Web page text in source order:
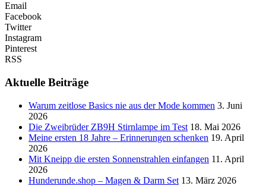
Email
Facebook
Twitter
Instagram
Pinterest
RSS
Aktuelle Beiträge
Warum zeitlose Basics nie aus der Mode kommen 3. Juni
2026
Die Zweibrüder ZB9H Stirnlampe im Test 18. Mai 2026
Meine ersten 18 Jahre – Erinnerungen schenken 19. April
2026
Mit Kneipp die ersten Sonnenstrahlen einfangen 11. April
2026
Hunderunde.shop – Magen & Darm Set 13. März 2026